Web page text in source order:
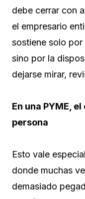
debe cerrar con
el empresario
sostiene solo
sino por la
dejarse mirar,
En una PYME,
persona
Esto vale
donde muchas
demasiado